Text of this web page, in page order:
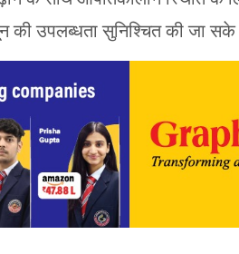
की उपलब्धता सुनिश्चित की जा